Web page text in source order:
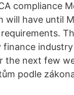
compliance
will have until
finance industry
the next few
podle